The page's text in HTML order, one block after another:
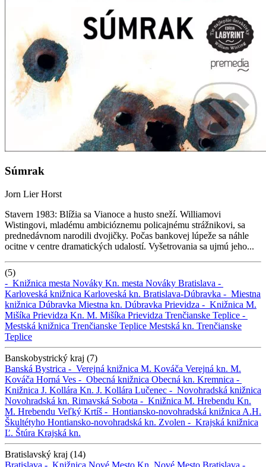
Súmrak
Jorn Lier Horst
Stavern 1983: Blížia sa Vianoce a husto sneží. Williamovi
Wistingovi, mladému ambicióznemu policajnému strážnikovi, sa
prednedávnom narodili dvojičky. Počas bankovej lúpeže sa náhle
ocitne v centre dramatických udalostí. Vyšetrovania sa ujmú jeho...
(5)
- Knižnica mesta Nováky Kn. mesta Nováky Bratislava -
Karloveská knižnica Karloveská kn. Bratislava-Dúbravka - Miestna
knižnica Dúbravka Miestna kn. Dúbravka Prievidza - Knižnica M.
Mišíka Prievidza Kn. M. Mišíka Prievidza Trenčianske Teplice -
Mestská knižnica Trenčianske Teplice Mestská kn. Trenčianske
Teplice
Banskobystrický kraj (7)
Banská Bystrica - Verejná knižnica M. Kováča Verejná kn. M.
Kováča Horná Ves - Obecná knižnica Obecná kn. Kremnica -
Knižnica J. Kollára Kn. J. Kollára Lučenec - Novohradská knižnica
Novohradská kn. Rimavská Sobota - Knižnica M. Hrebendu Kn.
M. Hrebendu Veľký Krtíš - Hontiansko-novohradská knižnica A.H.
Škultétyho Hontiansko-novohradská kn. Zvolen - Krajská knižnica
Ľ. Štúra Krajská kn.
Bratislavský kraj (14)
Bratislava - Knižnica Nové Mesto Kn. Nové Mesto Bratislava -